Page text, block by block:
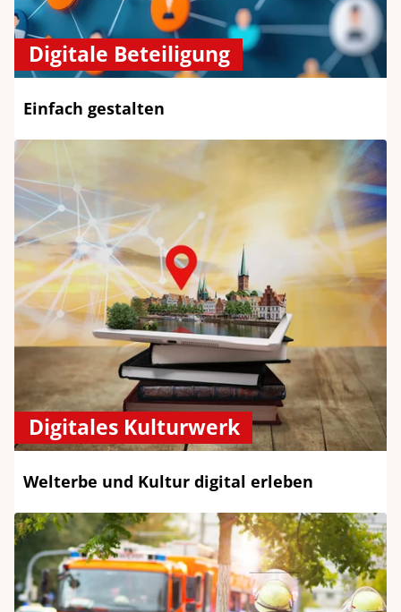
Digitale Beteiligung
Einfach gestalten
Digitales Kulturwerk
Welterbe und Kultur digital erleben